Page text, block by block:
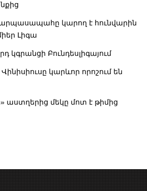
կարող է հունվարին
Լիգա
կգրանցի Բունդեսլիգայում
կարևոր որոշում են
աստղերից մեկը մոտ է թիմից